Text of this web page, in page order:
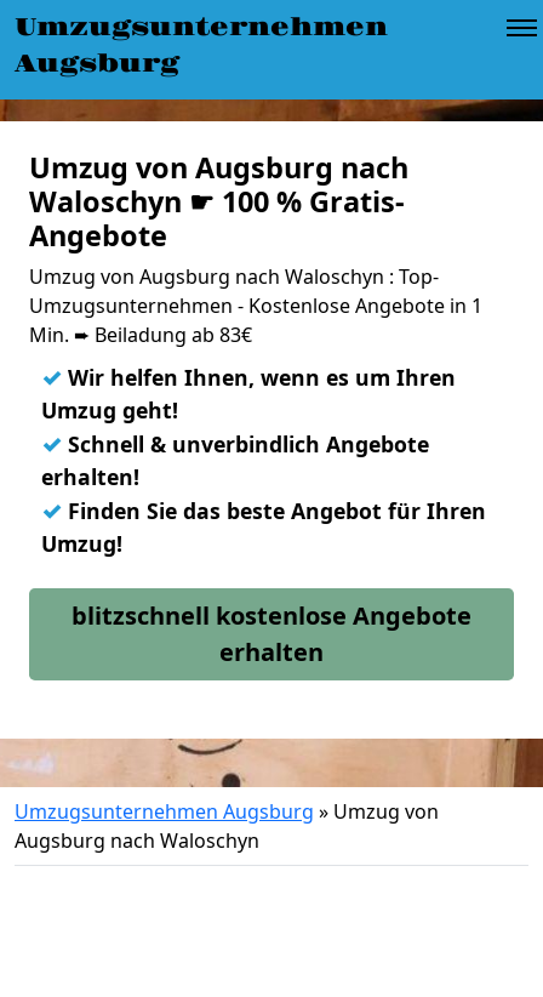
Umzugsunternehmen
Augsburg
Umzug von Augsburg nach
Waloschyn ☛ 100 % Gratis-
Angebote
Umzug von Augsburg nach Waloschyn : Top-
Umzugsunternehmen - Kostenlose Angebote in 1
Min. ➨ Beiladung ab 83€
✓ Wir helfen Ihnen, wenn es um Ihren
Umzug geht!
✓ Schnell & unverbindlich Angebote
erhalten!
✓ Finden Sie das beste Angebot für Ihren
Umzug!
blitzschnell kostenlose Angebote
erhalten
Umzugsunternehmen Augsburg » Umzug von
Augsburg nach Waloschyn